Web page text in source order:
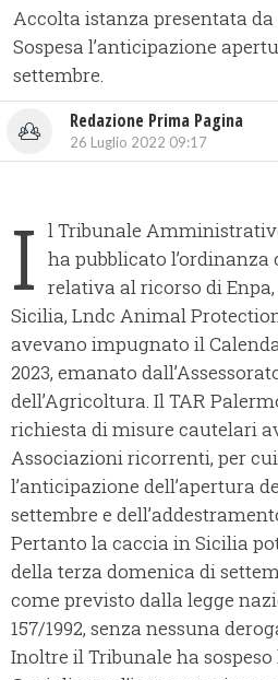
Accolta istanza presentata
Sospesa l’anticipazione
settembre.
Redazione Prima Pagina
26 Luglio 2022 09:17
I l Tribunale
ha pubblicato l’ordinanza
relativa al ricorso di
Sicilia, Lndc Animal
avevano impugnato il
2023, emanato
dell’Agricoltura. Il TAR
richiesta di misure cautelari
Associazioni ricorrenti, per cui
l’anticipazione dell’apertura
settembre e
Pertanto la caccia in Sicilia
della terza domenica di
come previsto dalla legge
157/1992, senza nessuna
Inoltre il Tribunale ha